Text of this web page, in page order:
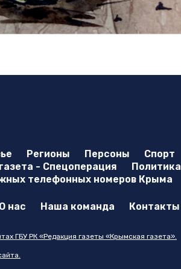
Регионы Персоны Спорт
- Спецоперация Политика
телефонных номеров Крыма
О нас Наша команда Контакты
ГБУ РК «Редакция газеты «Крымская газета».